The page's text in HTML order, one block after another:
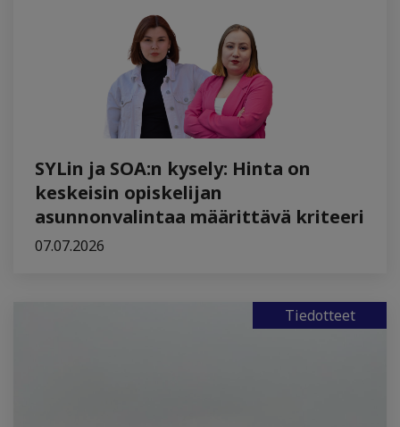
SYLin ja SOA:n kysely: Hinta on
keskeisin opiskelijan
asunnonvalintaa määrittävä kriteeri
07.07.2026
Tiedotteet